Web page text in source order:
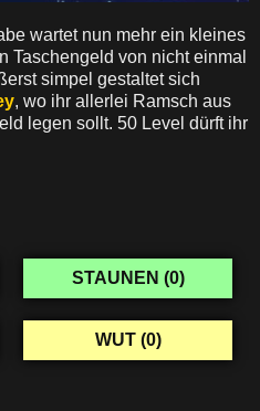
wartet nun mehr ein kleines
Taschengeld von nicht einmal
simpel gestaltet sich
, wo ihr allerlei Ramsch aus
legen sollt. 50 Level dürft ihr
STAUNEN (0)
WUT (0)